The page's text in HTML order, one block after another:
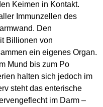
Keimen in Kontakt.
Immunzellen des
Den
Billionen von
ein eigenes Organ.
Mund bis zum Po
halten sich jedoch im
steht das enterische
im Darm –